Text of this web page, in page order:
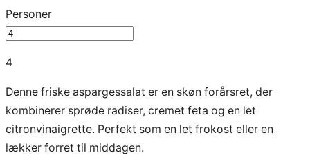
Personer
4
Denne friske aspargessalat er en skøn forårsret, der
kombinerer sprøde radiser, cremet feta og en let
citronvinaigrette. Perfekt som en let frokost eller en
lækker forret til middagen.